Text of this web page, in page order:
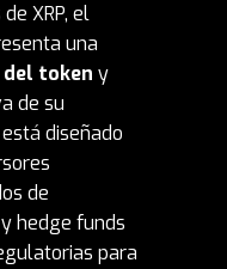
XRP, el
una
token y
de su
diseñado
de
hedge funds
para